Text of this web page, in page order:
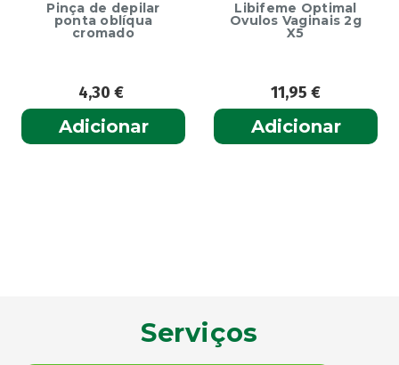
Pinça de depilar
ponta oblíqua
cromado
4,30€
Adicionar
Libifeme Optimal
Ovulos Vaginais 2g
X5
11,95€
Adicionar
Serviços